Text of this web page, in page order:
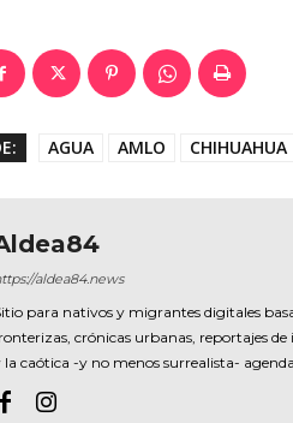
AGUA AMLO CHIHUAHUA
aldea84.news
para nativos y migrantes digitales
crónicas urbanas, reportajes
la caótica -y no menos surrealista-